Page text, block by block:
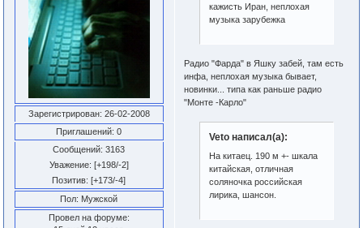
Зарегистрирован: 26-02-2008
Приглашений: 0
Сообщений: 3163
Уважение: [+198/-2]
Позитив: [+173/-4]
Пол: Мужской
Провел на форуме:
кажисть Иран, неплохая
музыка зарубежка
Радио "Фарда" в Яшку забей, там есть
инфа, неплохая музыка бывает,
новинки... типа как раньше радио
"Монте -Карло"
Veto написал(а):
На китаец. 190 м +- шкала
китайская, отличная
соляночка российская
лирика, шансон.